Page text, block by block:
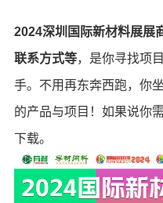
2024深圳国际新材料展展
联系方式等，是你寻找项
手。不用再东奔西跑，你
的产品与项目！如果说你
下载。